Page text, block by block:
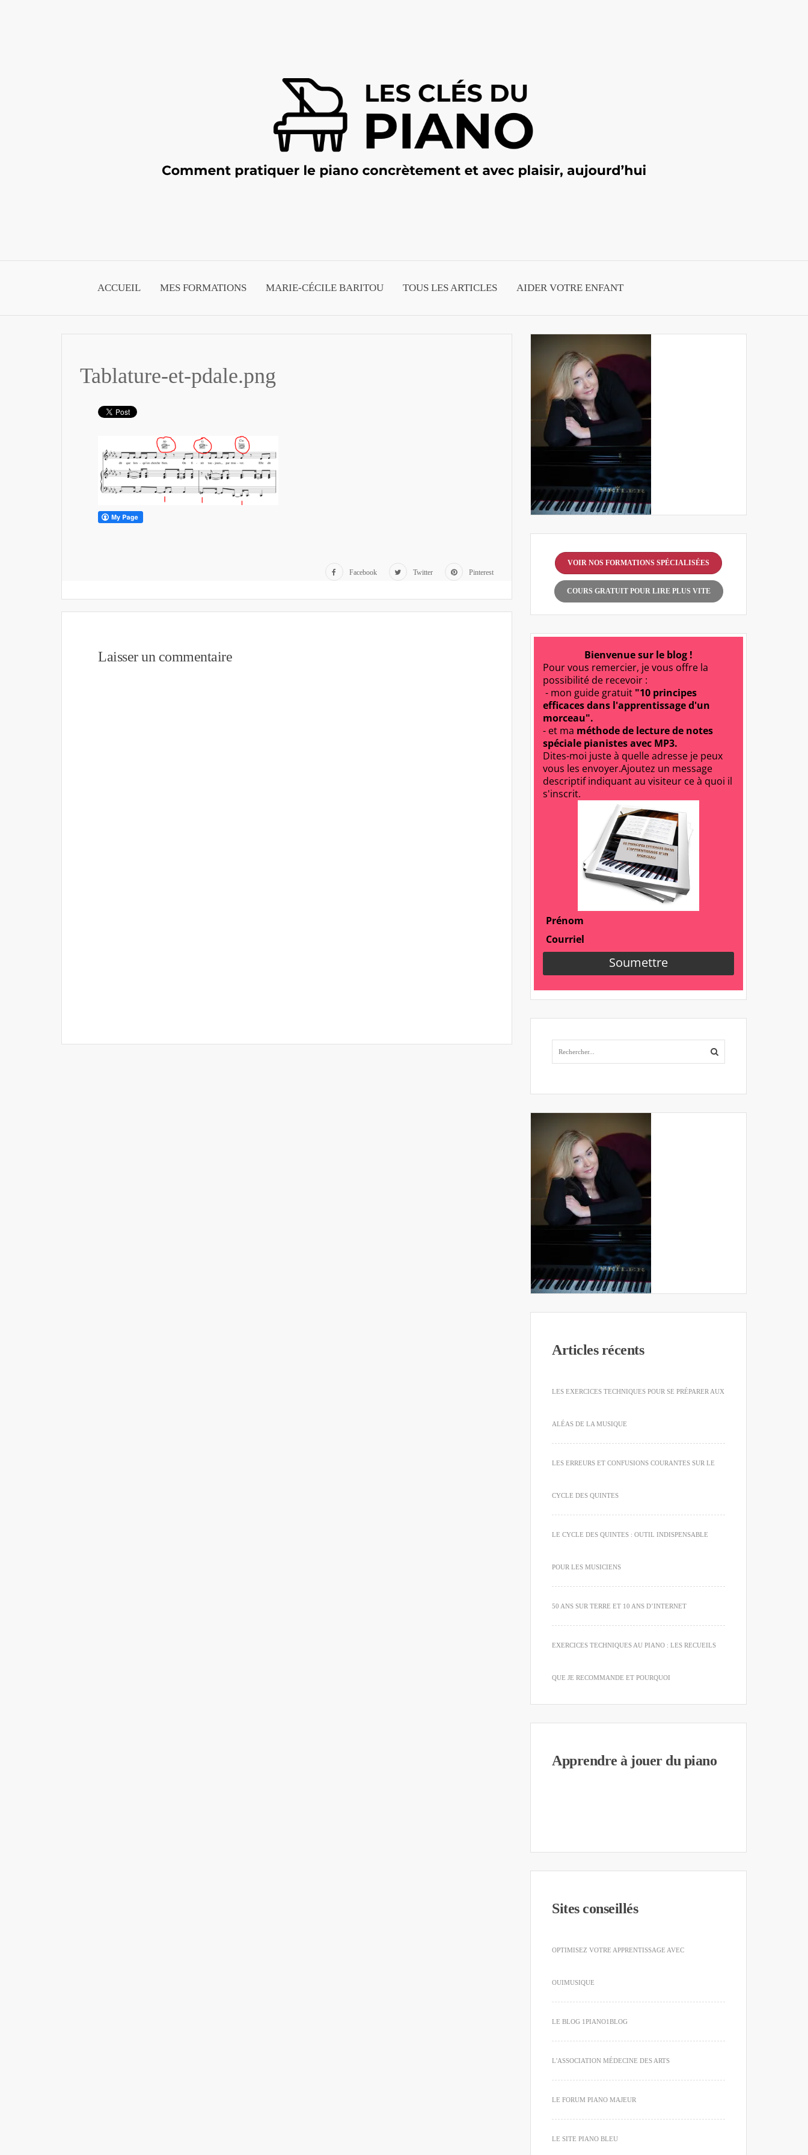
ACCUEIL MES FORMATIONS MARIE-CÉCILE BARITOU TOUS LES ARTICLES AIDER VOTRE ENFANT
Tablature-et-pdale.png
Facebook Twitter Pinterest
Laisser un commentaire
VOIR NOS FORMATIONS SPÉCIALISÉES
COURS GRATUIT POUR LIRE PLUS VITE
Articles récents
LES EXERCICES TECHNIQUES POUR SE PRÉPARER AUX
ALÉAS DE LA MUSIQUE
LES ERREURS ET CONFUSIONS COURANTES SUR LE
CYCLE DES QUINTES
LE CYCLE DES QUINTES : OUTIL INDISPENSABLE
POUR LES MUSICIENS
50 ANS SUR TERRE ET 10 ANS D’INTERNET
EXERCICES TECHNIQUES AU PIANO : LES RECUEILS
QUE JE RECOMMANDE ET POURQUOI
Apprendre à jouer du piano
Sites conseillés
OPTIMISEZ VOTRE APPRENTISSAGE AVEC
OUIMUSIQUE
LE BLOG 1PIANO1BLOG
L'ASSOCIATION MÉDECINE DES ARTS
LE FORUM PIANO MAJEUR
LE SITE PIANO BLEU